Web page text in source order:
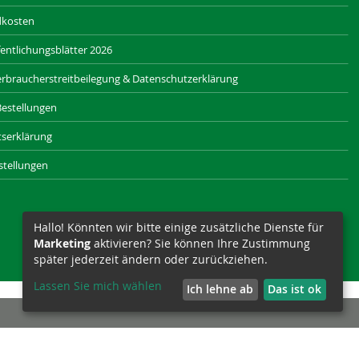
2026
& Datenschutzerklärung
SAXONIA-WERBEAGENTUR.DE SIZET.DE
Hallo! Könnten wir bitte einige zusätzliche Dienste für
Marketing aktivieren? Sie können Ihre Zustimmung
später jederzeit ändern oder zurückziehen.
Lassen Sie mich wählen
Ich lehne ab Das ist ok